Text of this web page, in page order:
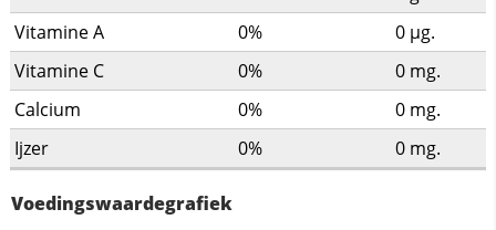
Vitamine A
0% 0 µg.
Vitamine C
0% 0 mg.
Calcium
0% 0 mg.
Ijzer
0% 0 mg.
Voedingswaardegrafiek